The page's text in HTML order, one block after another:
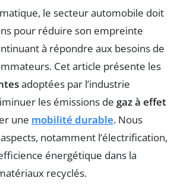
le secteur automobile doit
pour réduire son empreinte
à répondre aux besoins de
Cet article présente les
adoptées par l’industrie
les émissions de gaz à effet
une mobilité durable. Nous
notamment l’électrification,
énergétique dans la
recyclés.